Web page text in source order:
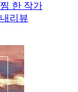
찜 한 작가
내리뷰